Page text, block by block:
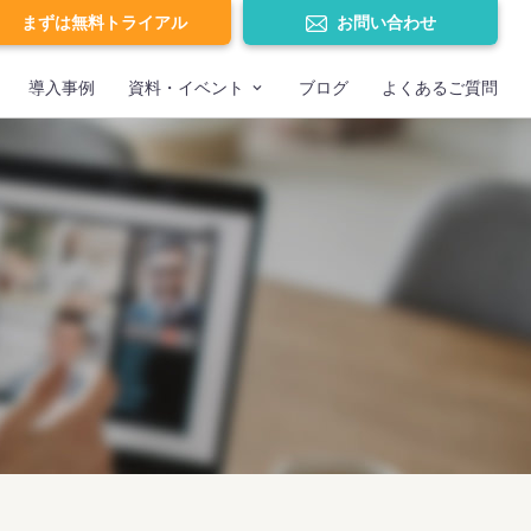
まずは無料トライアル お問い合わせ
導入事例 資料・イベント ブログ よくあるご質問